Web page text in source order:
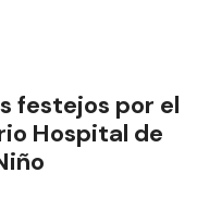
festejos por el
Hospital de